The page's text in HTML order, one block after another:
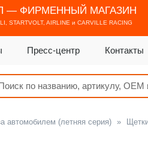
— ФИРМЕННЫЙ МАГАЗИН
STARTVOLT, AIRLINE и CARVILLE RACING
Пресс-центр Контакты
автомобилем (летняя серия) »